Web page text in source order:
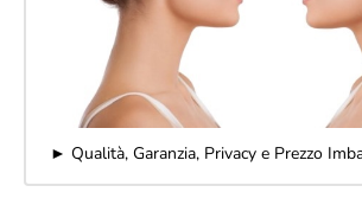
► Qualità, Garanzia, Privacy e Prezzo